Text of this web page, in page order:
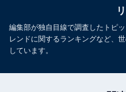
編集部が独自目線で調査したトピ
レンドに関するランキングなど、
しています。